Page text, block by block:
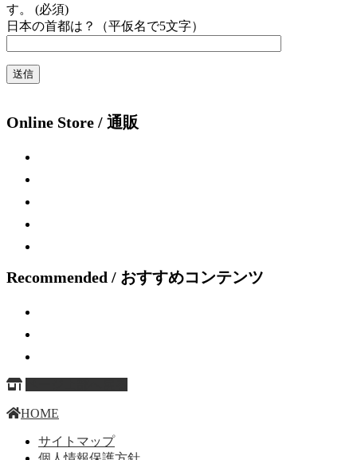
す。 (必須)
日本の首都は？（平仮名で5文字）
Online Store / 通販
Recommended / おすすめコンテンツ
HOME
サイトマップ